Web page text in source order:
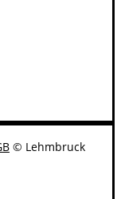
© Lehmbruck